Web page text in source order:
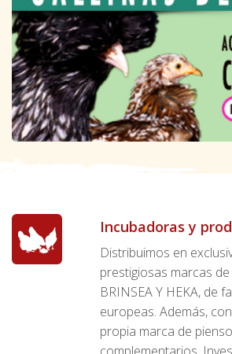
Incubadoras y
Distribuimos en
prestigiosas marcas
BRINSEA Y HEKA, de
europeas. Además,
propia marca de